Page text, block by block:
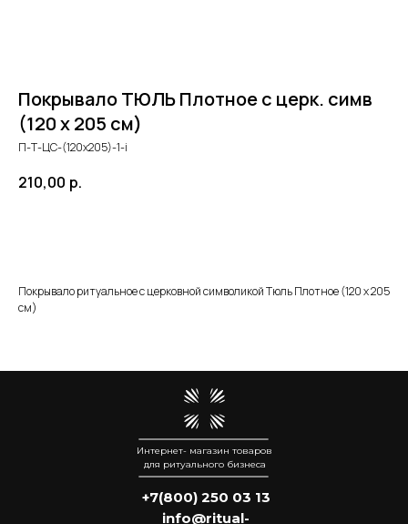
Покрывало ТЮЛЬ Плотное с церк. симв
(120 х 205 см)
П-Т-ЦС-(120х205)-1-i
210,00 р.
Покрывало ритуальное с церковной символикой Тюль Плотное (120 х 205
см)
Интернет- магазин товаров
для ритуального бизнеса
+7(800) 250 03 13
info@ritual-